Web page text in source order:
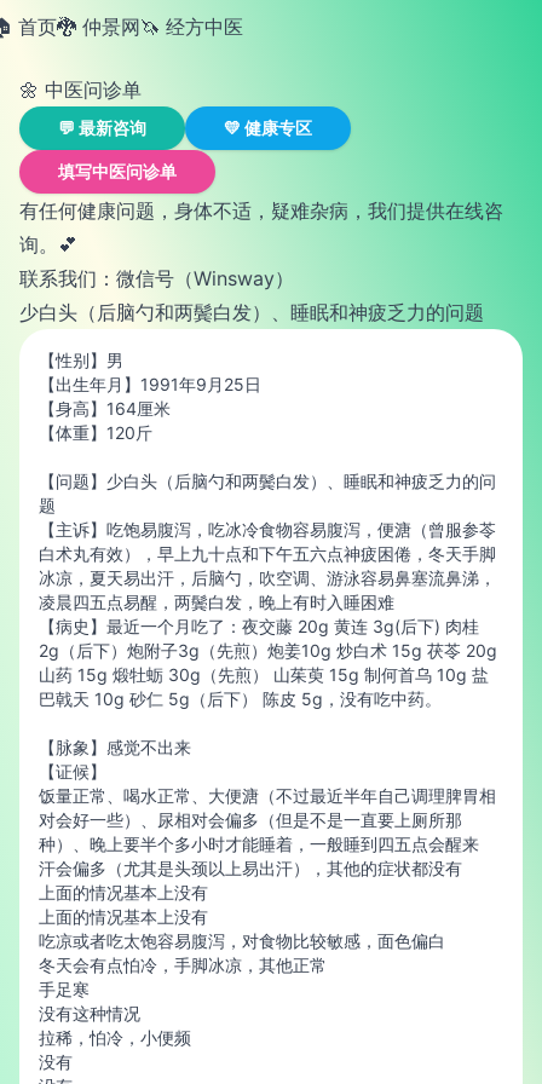
首页🐉 仲景网🦄️ 经方中医
🌼 中医问诊单
💬 最新咨询 💛 健康专区
填写中医问诊单
有任何健康问题，身体不适，疑难杂病，我们提供在线咨
询。💕
联系我们：微信号（Winsway）
少白头（后脑勺和两鬓白发）、睡眠和神疲乏力的问题
【性别】男
【出生年月】1991年9月25日
【身高】164厘米
【体重】120斤
【问题】少白头（后脑勺和两鬓白发）、睡眠和神疲乏力的问
题
【主诉】吃饱易腹泻，吃冰冷食物容易腹泻，便溏（曾服参苓
白术丸有效），早上九十点和下午五六点神疲困倦，冬天手脚
冰凉，夏天易出汗，后脑勺，吹空调、游泳容易鼻塞流鼻涕，
凌晨四五点易醒，两鬓白发，晚上有时入睡困难
【病史】最近一个月吃了：夜交藤 20g 黄连 3g(后下) 肉桂
2g（后下）炮附子3g（先煎）炮姜10g 炒白术 15g 茯苓 20g
山药 15g 煅牡蛎 30g（先煎） 山茱萸 15g 制何首乌 10g 盐
巴戟天 10g 砂仁 5g（后下） 陈皮 5g，没有吃中药。
【脉象】感觉不出来
【证候】
饭量正常、喝水正常、大便溏（不过最近半年自己调理脾胃相
对会好一些）、尿相对会偏多（但是不是一直要上厕所那
种）、晚上要半个多小时才能睡着，一般睡到四五点会醒来
汗会偏多（尤其是头颈以上易出汗），其他的症状都没有
上面的情况基本上没有
上面的情况基本上没有
吃凉或者吃太饱容易腹泻，对食物比较敏感，面色偏白
冬天会有点怕冷，手脚冰凉，其他正常
手足寒
没有这种情况
拉稀，怕冷，小便频
没有